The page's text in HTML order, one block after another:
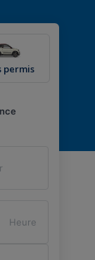
permis